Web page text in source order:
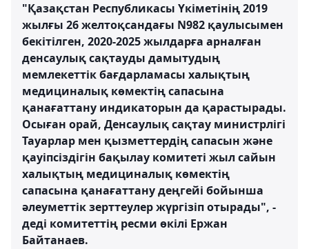
"Қазақстан Республикасы Үкіметінің 2019
жылғы 26 желтоқсандағы N982 қаулысымен
бекітілген, 2020-2025 жылдарға арналған
денсаулық сақтауды дамытудың
мемлекеттік бағдарламасы халықтың
медициналық көмектің сапасына
қанағаттану индикаторын да қарастырады.
Осыған орай, Денсаулық сақтау министрлігі
Тауарлар мен қызметтердің сапасын және
қауіпсіздігін бақылау комитеті жыл сайын
халықтың медициналық көмектің
сапасына қанағаттану деңгейі бойынша
әлеуметтік зерттеулер жүргізіп отырады", -
деді комитеттің ресми өкілі Ержан
Байтанаев.